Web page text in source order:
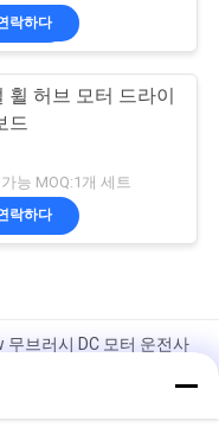
락하다
휠 허브 모터 드라이
드
능 MOQ:1개 세트
락하다
무브러시 DC 모터 운전사
도 모터 제어 장치도 탑